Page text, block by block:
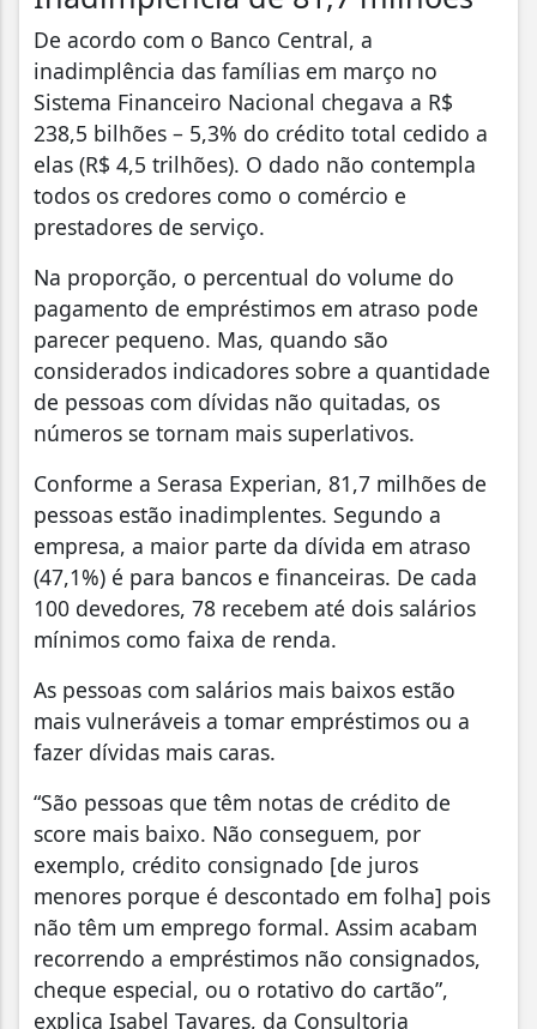
De acordo com o Banco Central, a
inadimplência das famílias em março no
Sistema Financeiro Nacional chegava a R$
238,5 bilhões – 5,3% do crédito total cedido a
elas (R$ 4,5 trilhões). O dado não contempla
todos os credores como o comércio e
prestadores de serviço.
Na proporção, o percentual do volume do
pagamento de empréstimos em atraso pode
parecer pequeno. Mas, quando são
considerados indicadores sobre a quantidade
de pessoas com dívidas não quitadas, os
números se tornam mais superlativos.
Conforme a Serasa Experian, 81,7 milhões de
pessoas estão inadimplentes. Segundo a
empresa, a maior parte da dívida em atraso
(47,1%) é para bancos e financeiras. De cada
100 devedores, 78 recebem até dois salários
mínimos como faixa de renda.
As pessoas com salários mais baixos estão
mais vulneráveis a tomar empréstimos ou a
fazer dívidas mais caras.
“São pessoas que têm notas de crédito de
score mais baixo. Não conseguem, por
exemplo, crédito consignado [de juros
menores porque é descontado em folha] pois
não têm um emprego formal. Assim acabam
recorrendo a empréstimos não consignados,
cheque especial, ou o rotativo do cartão”,
explica Isabel Tavares, da Consultoria